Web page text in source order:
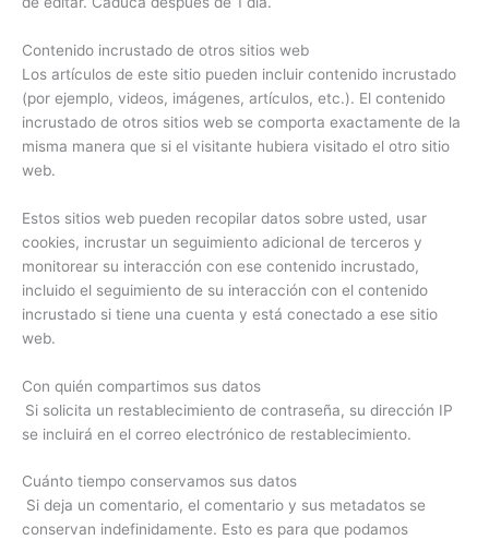
Contenido incrustado de otros sitios web
Los artículos de este sitio pueden incluir contenido incrustado
(por ejemplo, videos, imágenes, artículos, etc.). El contenido
incrustado de otros sitios web se comporta exactamente de la
misma manera que si el visitante hubiera visitado el otro sitio
web.
Estos sitios web pueden recopilar datos sobre usted, usar
cookies, incrustar un seguimiento adicional de terceros y
monitorear su interacción con ese contenido incrustado,
incluido el seguimiento de su interacción con el contenido
incrustado si tiene una cuenta y está conectado a ese sitio
web.
Con quién compartimos sus datos
Si solicita un restablecimiento de contraseña, su dirección IP
se incluirá en el correo electrónico de restablecimiento.
Cuánto tiempo conservamos sus datos
Si deja un comentario, el comentario y sus metadatos se
conservan indefinidamente. Esto es para que podamos